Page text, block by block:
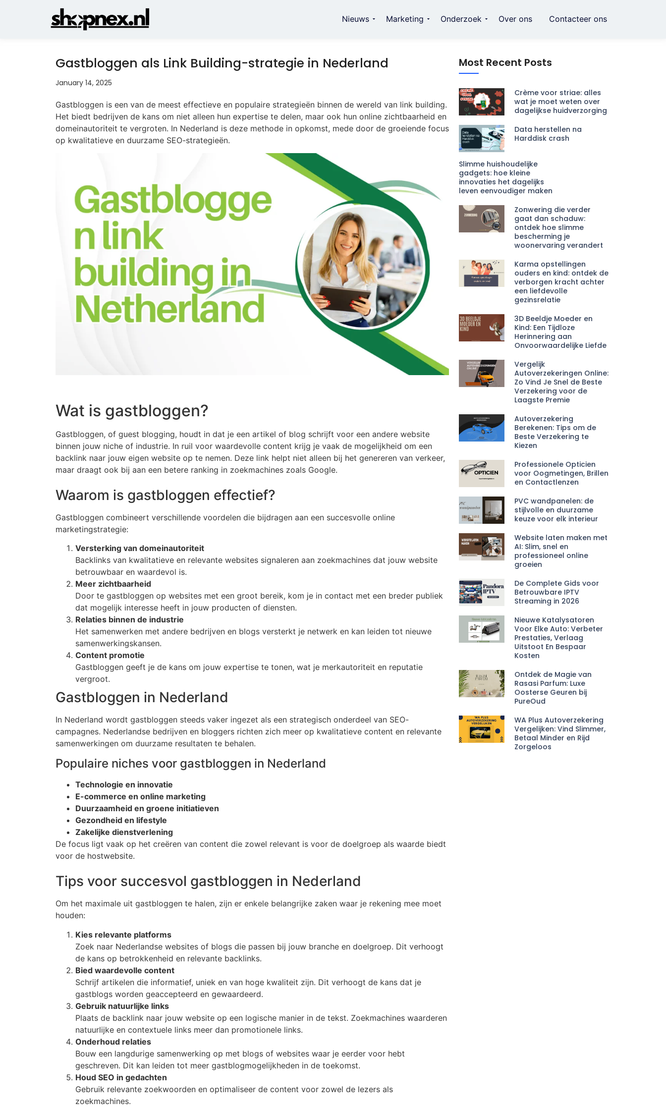
Nieuws Marketing Onderzoek Over ons Contacteer ons
Gastbloggen als Link Building-strategie in Nederland
January 14, 2025
Gastbloggen is een van de meest effectieve en populaire strategieën binnen de wereld van link building.
Het biedt bedrijven de kans om niet alleen hun expertise te delen, maar ook hun online zichtbaarheid en
domeinautoriteit te vergroten. In Nederland is deze methode in opkomst, mede door de groeiende focus
op kwalitatieve en duurzame SEO-strategieën.
Wat is gastbloggen?
Gastbloggen, of guest blogging, houdt in dat je een artikel of blog schrijft voor een andere website
binnen jouw niche of industrie. In ruil voor waardevolle content krijg je vaak de mogelijkheid om een
backlink naar jouw eigen website op te nemen. Deze link helpt niet alleen bij het genereren van verkeer,
maar draagt ook bij aan een betere ranking in zoekmachines zoals Google.
Waarom is gastbloggen effectief?
Gastbloggen combineert verschillende voordelen die bijdragen aan een succesvolle online
marketingstrategie:
Versterking van domeinautoriteit
Backlinks van kwalitatieve en relevante websites signaleren aan zoekmachines dat jouw website
betrouwbaar en waardevol is.
Meer zichtbaarheid
Door te gastbloggen op websites met een groot bereik, kom je in contact met een breder publiek
dat mogelijk interesse heeft in jouw producten of diensten.
Relaties binnen de industrie
Het samenwerken met andere bedrijven en blogs versterkt je netwerk en kan leiden tot nieuwe
samenwerkingskansen.
Content promotie
Gastbloggen geeft je de kans om jouw expertise te tonen, wat je merkautoriteit en reputatie
vergroot.
Gastbloggen in Nederland
In Nederland wordt gastbloggen steeds vaker ingezet als een strategisch onderdeel van SEO-
campagnes. Nederlandse bedrijven en bloggers richten zich meer op kwalitatieve content en relevante
samenwerkingen om duurzame resultaten te behalen.
Populaire niches voor gastbloggen in Nederland
Technologie en innovatie
E-commerce en online marketing
Duurzaamheid en groene initiatieven
Gezondheid en lifestyle
Zakelijke dienstverlening
De focus ligt vaak op het creëren van content die zowel relevant is voor de doelgroep als waarde biedt
voor de hostwebsite.
Tips voor succesvol gastbloggen in Nederland
Om het maximale uit gastbloggen te halen, zijn er enkele belangrijke zaken waar je rekening mee moet
houden:
Kies relevante platforms
Zoek naar Nederlandse websites of blogs die passen bij jouw branche en doelgroep. Dit verhoogt
de kans op betrokkenheid en relevante backlinks.
Bied waardevolle content
Schrijf artikelen die informatief, uniek en van hoge kwaliteit zijn. Dit verhoogt de kans dat je
gastblogs worden geaccepteerd en gewaardeerd.
Gebruik natuurlijke links
Plaats de backlink naar jouw website op een logische manier in de tekst. Zoekmachines waarderen
natuurlijke en contextuele links meer dan promotionele links.
Onderhoud relaties
Bouw een langdurige samenwerking op met blogs of websites waar je eerder voor hebt
geschreven. Dit kan leiden tot meer gastblogmogelijkheden in de toekomst.
Houd SEO in gedachten
Gebruik relevante zoekwoorden en optimaliseer de content voor zowel de lezers als
zoekmachines.
Most Recent Posts
Crème voor striae: alles
wat je moet weten over
dagelijkse huidverzorging
Data herstellen na
Harddisk crash
Slimme huishoudelijke
gadgets: hoe kleine
innovaties het dagelijks
leven eenvoudiger maken
Zonwering die verder
gaat dan schaduw:
ontdek hoe slimme
bescherming je
woonervaring verandert
Karma opstellingen
ouders en kind: ontdek de
verborgen kracht achter
een liefdevolle
gezinsrelatie
3D Beeldje Moeder en
Kind: Een Tijdloze
Herinnering aan
Onvoorwaardelijke Liefde
Vergelijk
Autoverzekeringen Online:
Zo Vind Je Snel de Beste
Verzekering voor de
Laagste Premie
Autoverzekering
Berekenen: Tips om de
Beste Verzekering te
Kiezen
Professionele Opticien
voor Oogmetingen, Brillen
en Contactlenzen
PVC wandpanelen: de
stijlvolle en duurzame
keuze voor elk interieur
Website laten maken met
AI: Slim, snel en
professioneel online
groeien
De Complete Gids voor
Betrouwbare IPTV
Streaming in 2026
Nieuwe Katalysatoren
Voor Elke Auto: Verbeter
Prestaties, Verlaag
Uitstoot En Bespaar
Kosten
Ontdek de Magie van
Rasasi Parfum: Luxe
Oosterse Geuren bij
PureOud
WA Plus Autoverzekering
Vergelijken: Vind Slimmer,
Betaal Minder en Rijd
Zorgeloos